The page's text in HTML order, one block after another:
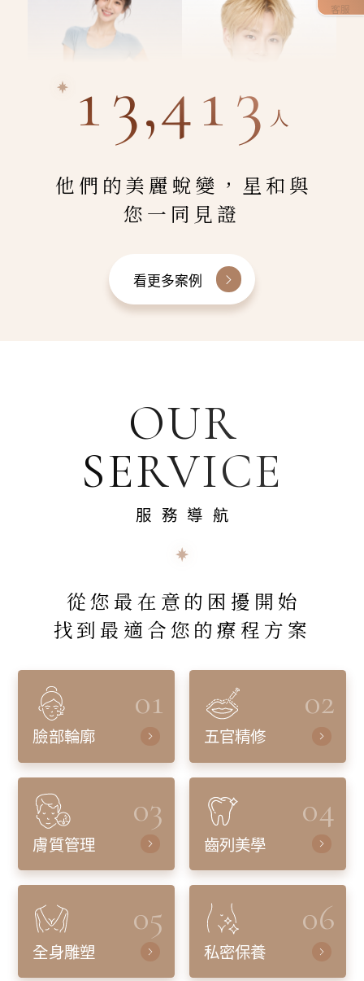
客服
13,413 人
他們的美麗蛻變，星和與
您一同見證
看更多案例
OUR
SERVICE
服務導航
從您最在意的困擾開始
找到最適合您的療程方案
01
臉部輪廓
02
五官精修
03
膚質管理
04
齒列美學
05
全身雕塑
06
私密保養